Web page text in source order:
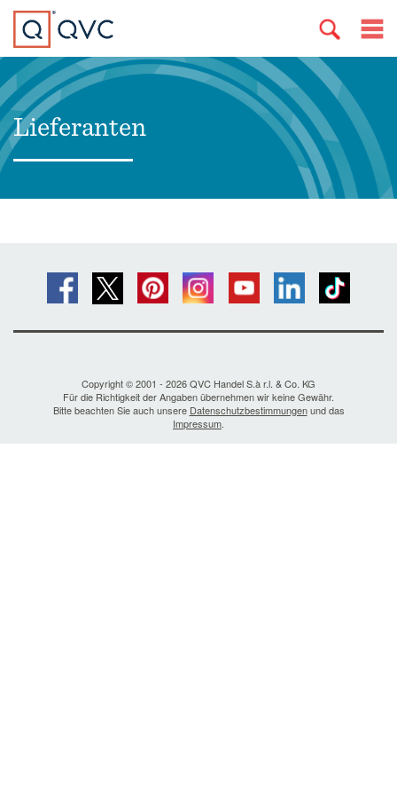
Lieferanten
Copyright © 2001 - 2026 QVC Handel S.à r.l. & Co. KG
Für die Richtigkeit der Angaben übernehmen wir keine Gewähr.
Bitte beachten Sie auch unsere Datenschutzbestimmungenund das
Impressum.